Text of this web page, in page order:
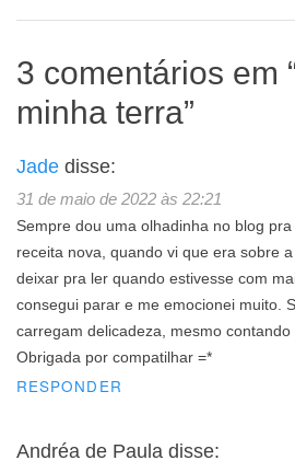
3 comentários em
minha terra”
Jade disse:
31 de maio de 2022 às 22:21
Sempre dou uma olhadinha no blog
receita nova, quando vi que era sobre
deixar pra ler quando estivesse com
consegui parar e me emocionei muito.
carregam delicadeza, mesmo contando
Obrigada por compatilhar =*
RESPONDER
Andréa de Paula disse: